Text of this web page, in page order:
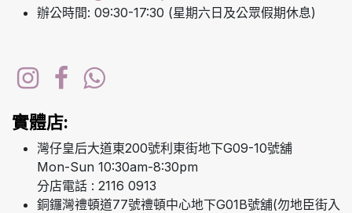
辦公時間: 09:30-17:30 (星期六日及公眾假期休息)
實體店:
灣仔皇后大道東200號利東街地下G09-10號舖
Mon-Sun 10:30am-8:30pm
分店電話 : 2116 0913
銅鑼灣禮頓道77號禮頓中心地下G01B號舖(勿地臣街入